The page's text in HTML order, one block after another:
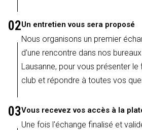
02Un entretien vous sera proposé
Nous organisons un premier
d'une rencontre dans nos
Lausanne, pour vous présenter
club et répondre à toutes vos
03Vous recevez vos accès à la
Une fois l'échange finalisé et